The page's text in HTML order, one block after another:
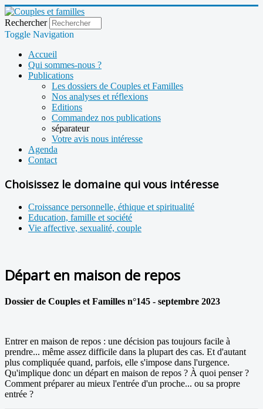
Rechercher
Toggle Navigation
Accueil
Qui sommes-nous ?
Publications
Les dossiers de Couples et Familles
Nos analyses et réflexions
Editions
Commandez nos publications
séparateur
Votre avis nous intéresse
Agenda
Contact
Choisissez le domaine qui vous intéresse
Croissance personnelle, éthique et spiritualité
Education, famille et société
Vie affective, sexualité, couple
Départ en maison de repos
Dossier de Couples et Familles n°145 - septembre 2023
Entrer en maison de repos : une décision pas toujours facile à
prendre... même assez difficile dans la plupart des cas. Et d'autant
plus compliquée quand, parfois, elle s'impose dans l'urgence.
Qu'implique donc un départ en maison de repos ? À quoi penser ?
Comment préparer au mieux l'entrée d'un proche... ou sa propre
entrée ?